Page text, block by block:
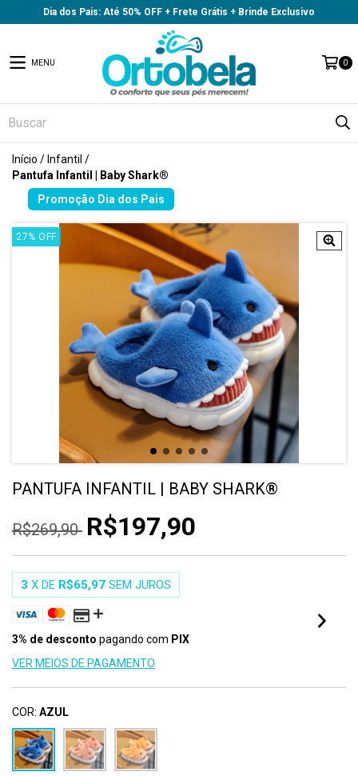
Dia dos Pais: Até 50% OFF + Frete Grátis + Brinde Exclusivo
MENU 0
Início / Infantil /
Pantufa Infantil | Baby Shark®
27% OFF
PANTUFA INFANTIL | BABY SHARK®
R$269,90 R$197,90
3 X DE R$65,97 SEM JUROS
3% de desconto pagando com PIX
VER MEIOS DE PAGAMENTO
COR: AZUL